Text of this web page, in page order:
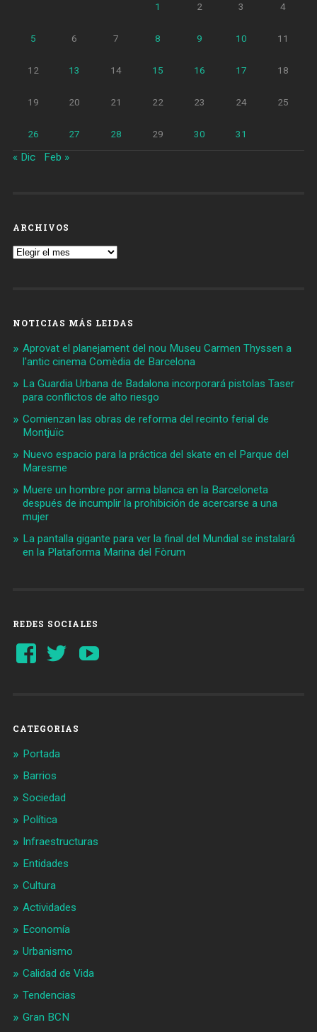
1 2 3 4
5 6 7 8 9 10 11
12 13 14 15 16 17 18
19 20 21 22 23 24 25
26 27 28 29 30 31
« Dic Feb »
ARCHIVOS
Archivos
NOTICIAS MÁS LEIDAS
Aprovat el planejament del nou Museu Carmen Thyssen a
l'antic cinema Comèdia de Barcelona
La Guardia Urbana de Badalona incorporará pistolas Taser
para conflictos de alto riesgo
Comienzan las obras de reforma del recinto ferial de
Montjuïc
Nuevo espacio para la práctica del skate en el Parque del
Maresme
Muere un hombre por arma blanca en la Barceloneta
después de incumplir la prohibición de acercarse a una
mujer
La pantalla gigante para ver la final del Mundial se instalará
en la Plataforma Marina del Fòrum
REDES SOCIALES
Ver
perfil
Ver
perfil
CATEGORIAS
Portada
Barrios
Sociedad
Política
Infraestructuras
Entidades
Cultura
Actividades
Economía
Urbanismo
Calidad de Vida
Tendencias
Gran BCN